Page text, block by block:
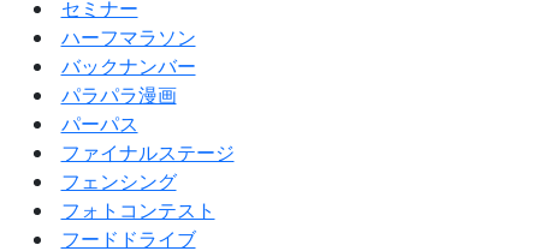
セミナー
ハーフマラソン
バックナンバー
パラパラ漫画
パーパス
ファイナルステージ
フェンシング
フォトコンテスト
フードドライブ